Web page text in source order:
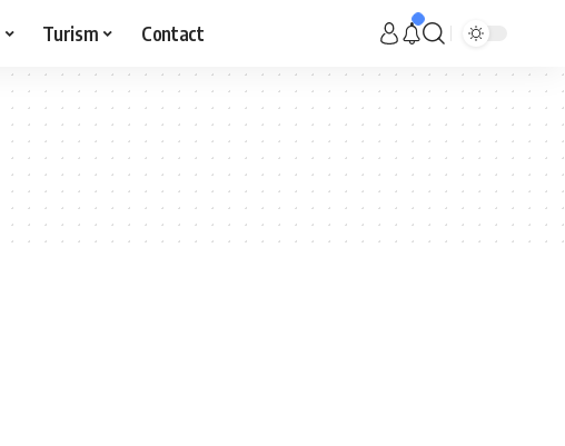
Turism Contact